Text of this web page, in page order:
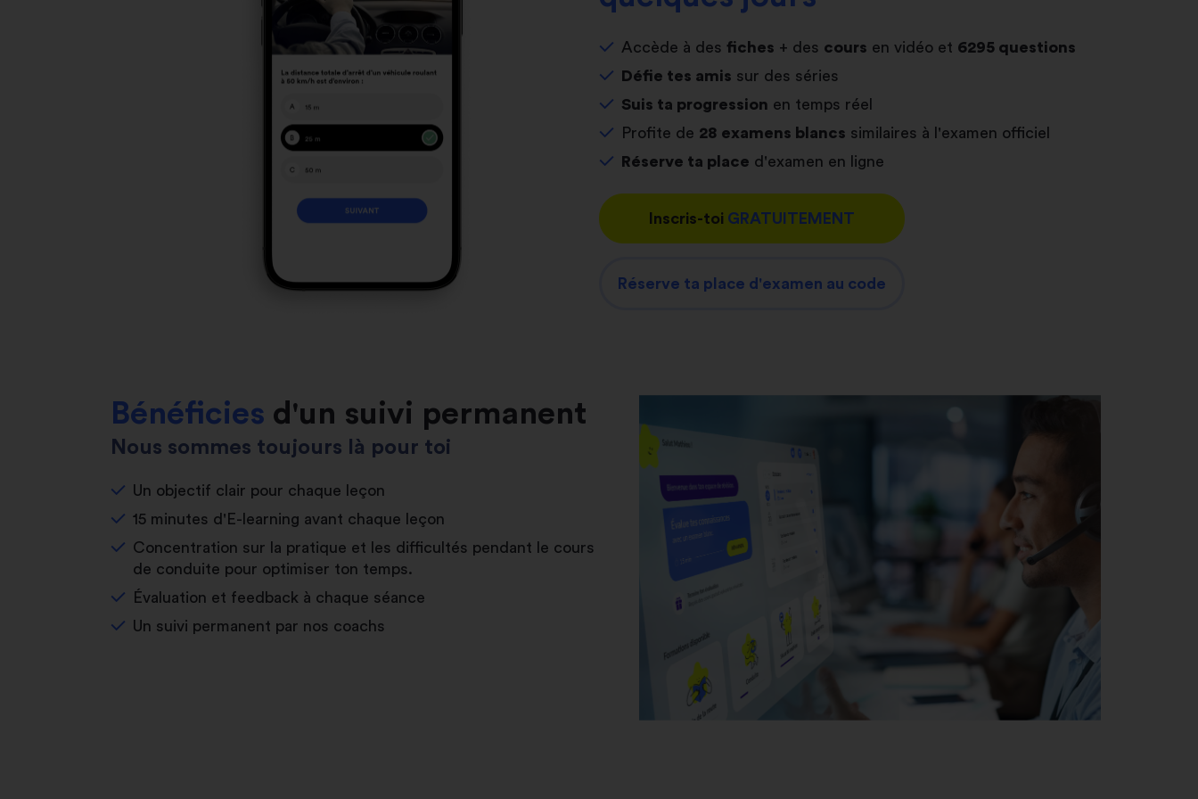
Accède à des fiches + des cours en vidéo et 6295 questions
Défie tes amis sur des séries
Suis ta progression en temps réel
Profite de 28 examens blancs similaires à l'examen officiel
Réserve ta place d'examen en ligne
Inscris-toi GRATUITEMENT
Réserve ta place d'examen au code
Bénéficies d'un suivi permanent
Nous sommes toujours là pour toi
Un objectif clair pour chaque leçon
15 minutes d'E-learning avant chaque leçon
Concentration sur la pratique et les difficultés pendant le cours
de conduite pour optimiser ton temps.
Évaluation et feedback à chaque séance
Un suivi permanent par nos coachs